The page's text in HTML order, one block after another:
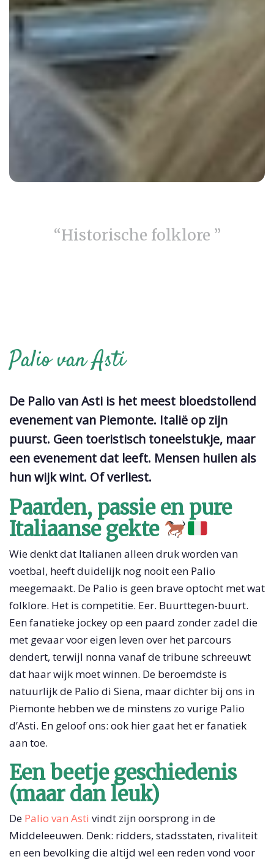
“Historische folklore ”
Palio van Asti
De Palio van Asti is het meest bloedstollend
evenement van Piemonte. Italië op zijn
puurst. Geen toeristisch toneelstukje, maar
een evenement dat leeft. Mensen huilen als
hun wijk wint. Of verliest.
Paarden, passie en pure
Italiaanse gekte
Wie denkt dat Italianen alleen druk worden van
voetbal, heeft duidelijk nog nooit een Palio
meegemaakt. De Palio is geen brave optocht met wat
folklore. Het is competitie. Eer. Buurttegen-buurt.
Een fanatieke jockey op een paard zonder zadel die
met gevaar voor eigen leven over het parcours
dendert, terwijl nonna vanaf de tribune schreeuwt
dat haar wijk moet winnen. De beroemdste is
natuurlijk de Palio di Siena, maar dichter bij ons in
Piemonte hebben we de minstens zo vurige Palio
d’Asti. En geloof ons: ook hier gaat het er fanatiek
aan toe.
Een beetje geschiedenis
(maar dan leuk)
De Palio van Asti vindt zijn oorsprong in de
Middeleeuwen. Denk: ridders, stadsstaten, rivaliteit
en een bevolking die altijd wel een reden vond voor